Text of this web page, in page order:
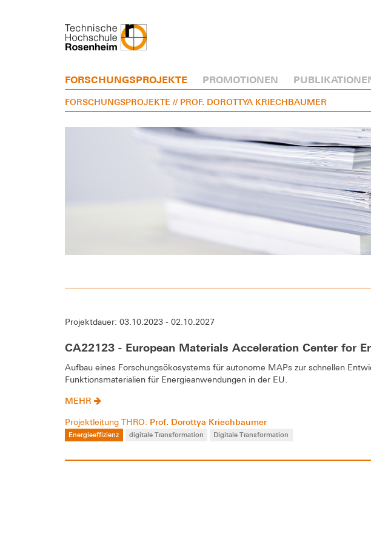
FORSCHUNGSPROJEKTE PROMOTIONEN
FORSCHUNGSPROJEKTE // PROF. DOROTTYA KRIECHBAUMER
Projektdauer: 03.10.2023 - 02.10.2027
CA22123 - European Materials Acceleration Center for
Aufbau eines Forschungsökosystems für autonome MAPs zur schnellen
Funktionsmaterialien für Energieanwendungen in der EU.
MEHR
Projektleitung THRO: Prof. Dorottya Kriechbaumer
Energieeffizienz digitale Transformation Digitale Transformation